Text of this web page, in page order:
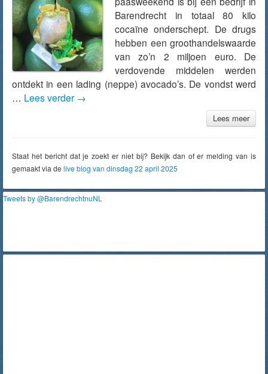
Barendrecht in totaal 80 kilo
cocaïne onderschept. De drugs
hebben een groothandelswaarde
van zo’n 2 miljoen euro. De
verdovende middelen werden
ontdekt in een lading (neppe) avocado’s. De vondst werd
… Lees verder →
Lees meer
Staat het bericht dat je zoekt er niet bij? Bekijk dan of er melding van is
gemaakt via de live blog van dinsdag 22 april 2025
Tweets by @BarendrechtnuNL